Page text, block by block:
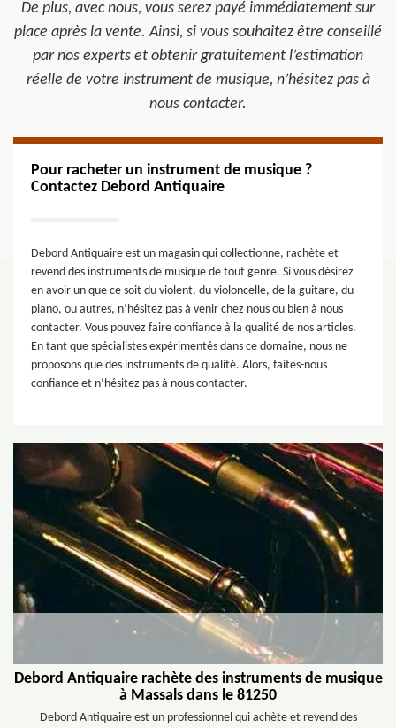
De plus, avec nous, vous serez payé immédiatement sur
place après la vente. Ainsi, si vous souhaitez être conseillé
par nos experts et obtenir gratuitement l’estimation
réelle de votre instrument de musique, n’hésitez pas à
nous contacter.
Pour racheter un instrument de musique ?
Contactez Debord Antiquaire
Debord Antiquaire est un magasin qui collectionne, rachète et
revend des instruments de musique de tout genre. Si vous désirez
en avoir un que ce soit du violent, du violoncelle, de la guitare, du
piano, ou autres, n’hésitez pas à venir chez nous ou bien à nous
contacter. Vous pouvez faire confiance à la qualité de nos articles.
En tant que spécialistes expérimentés dans ce domaine, nous ne
proposons que des instruments de qualité. Alors, faites-nous
confiance et n’hésitez pas à nous contacter.
Debord Antiquaire rachète des instruments de musique
à Massals dans le 81250
Debord Antiquaire est un professionnel qui achète et revend des